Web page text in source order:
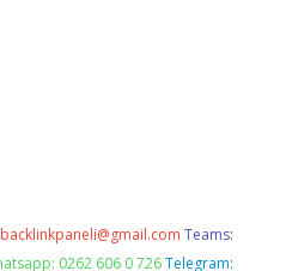
backlinkpaneli@gmail.com Teams:
0262 606 0 726 Telegram: